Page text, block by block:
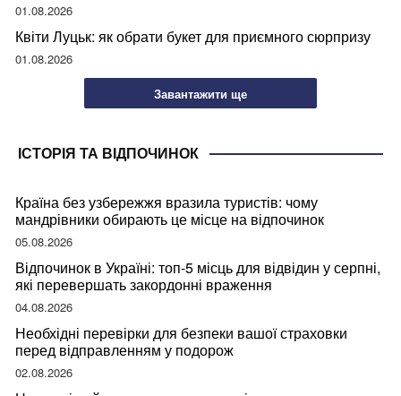
01.08.2026
Квіти Луцьк: як обрати букет для приємного сюрпризу
01.08.2026
Завантажити ще
ІСТОРІЯ ТА ВІДПОЧИНОК
Країна без узбережжя вразила туристів: чому
мандрівники обирають це місце на відпочинок
05.08.2026
Відпочинок в Україні: топ-5 місць для відвідин у серпні,
які перевершать закордонні враження
04.08.2026
Необхідні перевірки для безпеки вашої страховки
перед відправленням у подорож
02.08.2026